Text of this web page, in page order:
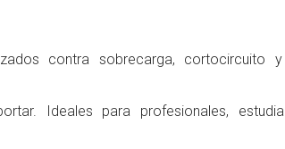
contra sobrecarga, cortocircuito y
Ideales para profesionales,